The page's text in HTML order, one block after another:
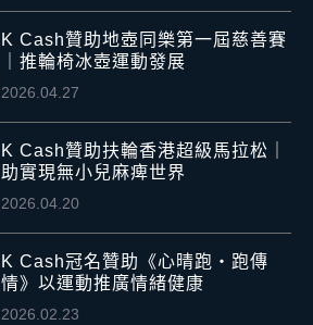
K Cash贊助地壺同樂第一屆慈善賽
｜推輪椅冰壺運動發展
2026.04.27
K Cash贊助扶輪香港超級馬拉松｜
助實現無小兒麻痺世界
2026.04.20
K Cash冠名贊助《心晴跑・跑傳
情》以運動推廣情緒健康
2026.02.23